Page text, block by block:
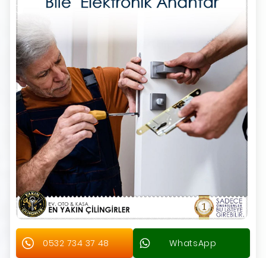
0532 734 37 48 WhatsApp